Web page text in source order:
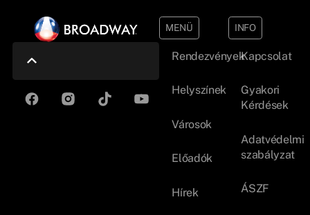
MENÜ
Rendezvények
Helyszínek
Városok
Előadók
Hírek
INFO
Kapcsolat
Gyakori
Kérdések
Adatvédelmi
szabályzat
ÁSZF